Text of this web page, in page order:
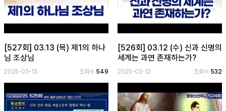
[527회] 03.13 (목) 제1의 하나
님 조상님
2025-03-13 조회수 549
[526회] 03.12 (수) 신과 신명의
세계는 과연 존재하는가?
2025-03-12 조회수 532